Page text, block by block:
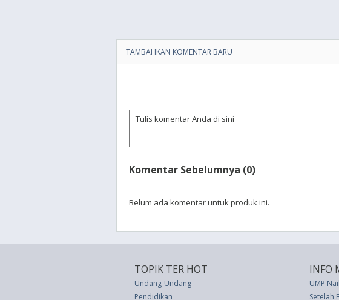
TAMBAHKAN KOMENTAR BARU
Komentar Sebelumnya (0)
Belum ada komentar untuk produk ini.
TOPIK TER HOT
Undang-Undang
Pendidikan
INFO
UMP
Setelah